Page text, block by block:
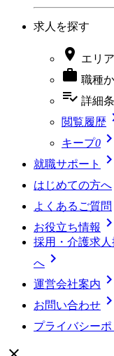
求人を探す
 エリア
 職種
playlist_add_check 詳細
閲覧履歴
キープ0 
就職サポート 
はじめての方へ
よくあるご質問
お役立ち情報 
採用・介護求
へ 
運営会社案内 
お問い合わせ 
プライバシー